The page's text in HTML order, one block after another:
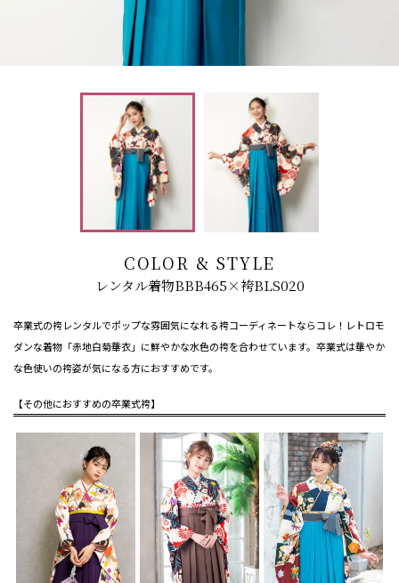
COLOR & STYLE
レンタル着物BBB465×袴BLS020
卒業式の袴レンタルでポップな雰囲気になれる袴コーディネートならコレ！レトロモ
ダンな着物「赤地白菊華衣」に鮮やかな水色の袴を合わせています。卒業式は華やか
な色使いの袴姿が気になる方におすすめです。
【その他におすすめの卒業式袴】